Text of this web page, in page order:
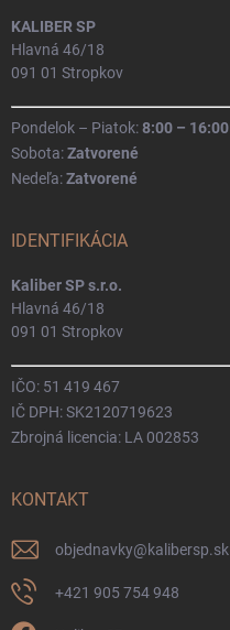
KALIBER SP
Hlavná 46/18
091 01 Stropkov
Pondelok – Piatok:8:00 – 16:00
Sobota:Zatvorené
Nedeľa:Zatvorené
IDENTIFIKÁCIA
Kaliber SP s.r.o.
Hlavná 46/18
091 01 Stropkov
IČO: 51 419 467
IČ DPH: SK2120719623
Zbrojná licencia: LA 002853
KONTAKT
objednavky@kalibersp.sk
+421 905 754 948